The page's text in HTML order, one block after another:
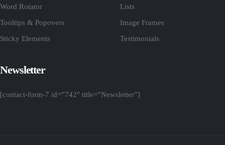
Word Rotator
Tooltips & Popovers
Sticky Elements
Lists
Image Frames
Testimonials
Newsletter
[contact-form-7 id=”742″ title=”Newsletter”]